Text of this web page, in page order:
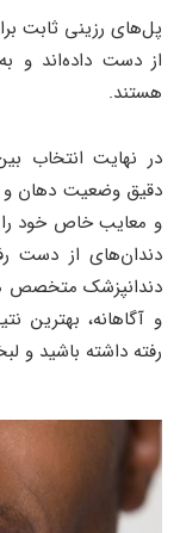
پل‌های رزینی ثابت
از دست داده‌اند و
هستند.
در نهایت انتخاب
دقیق وضعیت دهان و
و معایب خاص خود را
دندان‌های از دست
دندانپزشک متخصص
و آگاهانه، بهترین
رفته داشته باشید و